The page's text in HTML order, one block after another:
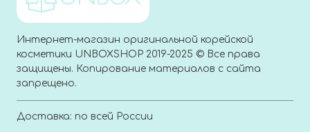
Интернет-магазин оригинальной корейской
косметики UNBOXSHOP 2019-2025 © Все права
защищены. Копирование материалов с сайта
запрещено.
Доставка: по всей России